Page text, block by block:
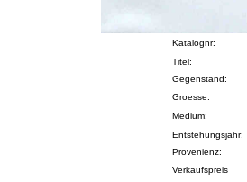
Katalognr:
Titel:
Gegenstand:
Groesse:
Medium:
Entstehungsjahr:
Provenienz:
Verkaufspreis